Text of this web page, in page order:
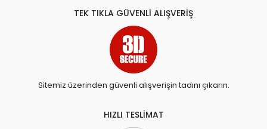
TEK TIKLA GÜVENLİ ALIŞVERİŞ
Sitemiz üzerinden güvenli alışverişin tadını çıkarın.
HIZLI TESLİMAT